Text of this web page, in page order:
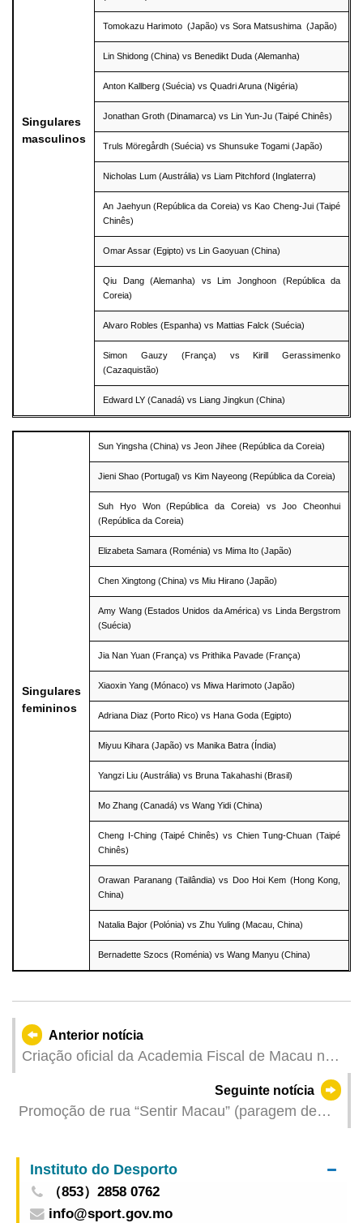
Singulares
masculinos
Tomokazu Harimoto (Japão) vs Sora Matsushima (Japão)
Lin Shidong (China) vs Benedikt Duda (Alemanha)
Anton Kallberg (Suécia) vs Quadri Aruna (Nigéria)
Jonathan Groth (Dinamarca) vs Lin Yun-Ju (Taipé Chinês)
Truls Möregårdh (Suécia) vs Shunsuke Togami (Japão)
Nicholas Lum (Austrália) vs Liam Pitchford (Inglaterra)
An Jaehyun (República da Coreia) vs Kao Cheng-Jui (Taipé
Chinês)
Omar Assar (Egipto) vs Lin Gaoyuan (China)
Qiu Dang (Alemanha) vs Lim Jonghoon (República da
Coreia)
Alvaro Robles (Espanha) vs Mattias Falck (Suécia)
Simon Gauzy (França) vs Kirill Gerassimenko
(Cazaquistão)
Edward LY (Canadá) vs Liang Jingkun (China)
Singulares
femininos
Sun Yingsha (China) vs Jeon Jihee (República da Coreia)
Jieni Shao (Portugal) vs Kim Nayeong (República da Coreia)
Suh Hyo Won (República da Coreia) vs Joo Cheonhui
(República da Coreia)
Elizabeta Samara (Roménia) vs Mima Ito (Japão)
Chen Xingtong (China) vs Miu Hirano (Japão)
Amy Wang (Estados Unidos da América) vs Linda Bergstrom
(Suécia)
Jia Nan Yuan (França) vs Prithika Pavade (França)
Xiaoxin Yang (Mónaco) vs Miwa Harimoto (Japão)
Adriana Diaz (Porto Rico) vs Hana Goda (Egipto)
Miyuu Kihara (Japão) vs Manika Batra (Índia)
Yangzi Liu (Austrália) vs Bruna Takahashi (Brasil)
Mo Zhang (Canadá) vs Wang Yidi (China)
Cheng I-Ching (Taipé Chinês) vs Chien Tung-Chuan (Taipé
Chinês)
Orawan Paranang (Tailândia) vs Doo Hoi Kem (Hong Kong,
China)
Natalia Bajor (Polónia) vs Zhu Yuling (Macau, China)
Bernadette Szocs (Roménia) vs Wang Manyu (China)
Anterior notícia
Criação oficial da Academia Fiscal de Macau no
Quadro da Iniciativa “Faixa e Rota” (Campus na
Seguinte notícia
Promoção de rua “Sentir Macau” (paragem de
Instituto do Desporto
（853）2858 0762
info@sport.gov.mo